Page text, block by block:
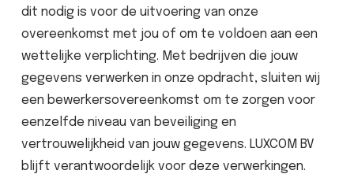
dit nodig is voor de uitvoering van onze
overeenkomst met jou of om te voldoen aan een
wettelijke verplichting. Met bedrijven die jouw
gegevens verwerken in onze opdracht, sluiten wij
een bewerkersovereenkomst om te zorgen voor
eenzelfde niveau van beveiliging en
vertrouwelijkheid van jouw gegevens. LUXCOM BV
blijft verantwoordelijk voor deze verwerkingen.